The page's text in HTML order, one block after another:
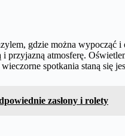
gdzie można wypocząć
przyjazną atmosferę.
spotkania staną się
zasłony i rolety